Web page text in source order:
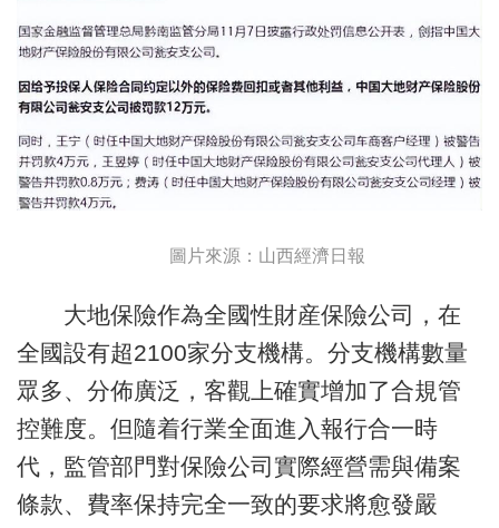
圖片來源：山西經濟日報
大地保險作為全國性財産保險公司，在
全國設有超2100家分支機構。分支機構數量
眾多、分佈廣泛，客觀上確實增加了合規管
控難度。但隨着行業全面進入報行合一時
代，監管部門對保險公司實際經營需與備案
條款、費率保持完全一致的要求將愈發嚴